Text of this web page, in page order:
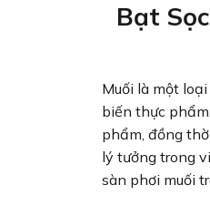
Bạt
Muối là một
biến thực
phẩm, đồng
lý tưởng trong
sàn phơi muối